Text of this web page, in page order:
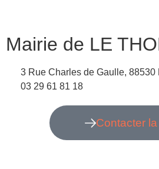
Mairie de LE
3 Rue Charles de Gaulle, 88530
03 29 61 81 18
Contacter